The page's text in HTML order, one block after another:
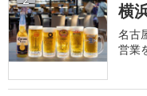
横
名古
営業